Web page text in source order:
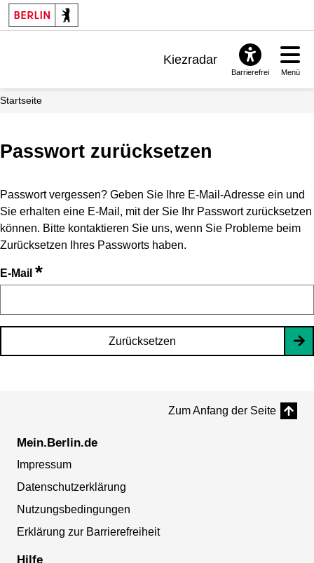
Kiezradar
Barrierefrei Menü
Startseite
Passwort zurücksetzen
Passwort vergessen? Geben Sie Ihre E-Mail-Adresse ein und
Sie erhalten eine E-Mail, mit der Sie Ihr Passwort zurücksetzen
können. Bitte kontaktieren Sie uns, wenn Sie Probleme beim
Zurücksetzen Ihres Passworts haben.
E-Mail *
Zurücksetzen
Zum Anfang der Seite
Mein.Berlin.de
Impressum
Datenschutzerklärung
Nutzungsbedingungen
Erklärung zur Barrierefreiheit
Hilfe